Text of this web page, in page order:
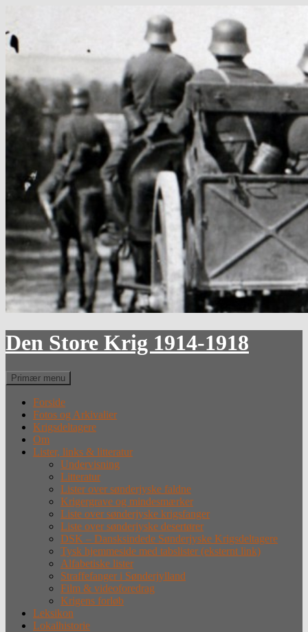
indhold
Den Store Krig 1914-1918
Søg
Primær menu
Forside
Fotos og Arkivalier
Krigsdeltagere
Om
Lister, links & litteratur
Undervisning
Litteratur
Lister over sønderjyske faldne
Krigergrave og mindesmærker
Liste over sønderjyske krigsfanger
Liste over sønderjyske desertører
DSK – Dansksindede Sønderjyske Krigsdeltagere
Tysk hjemmeside med tabslister (eksternt link)
Alfabetiske lister
Straffefanger i Sønderjylland
Film & videoforedrag
Krigens forløb
Leksikon
Lokalhistorie